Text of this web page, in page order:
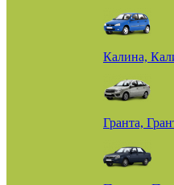
Калина,
Гранта,